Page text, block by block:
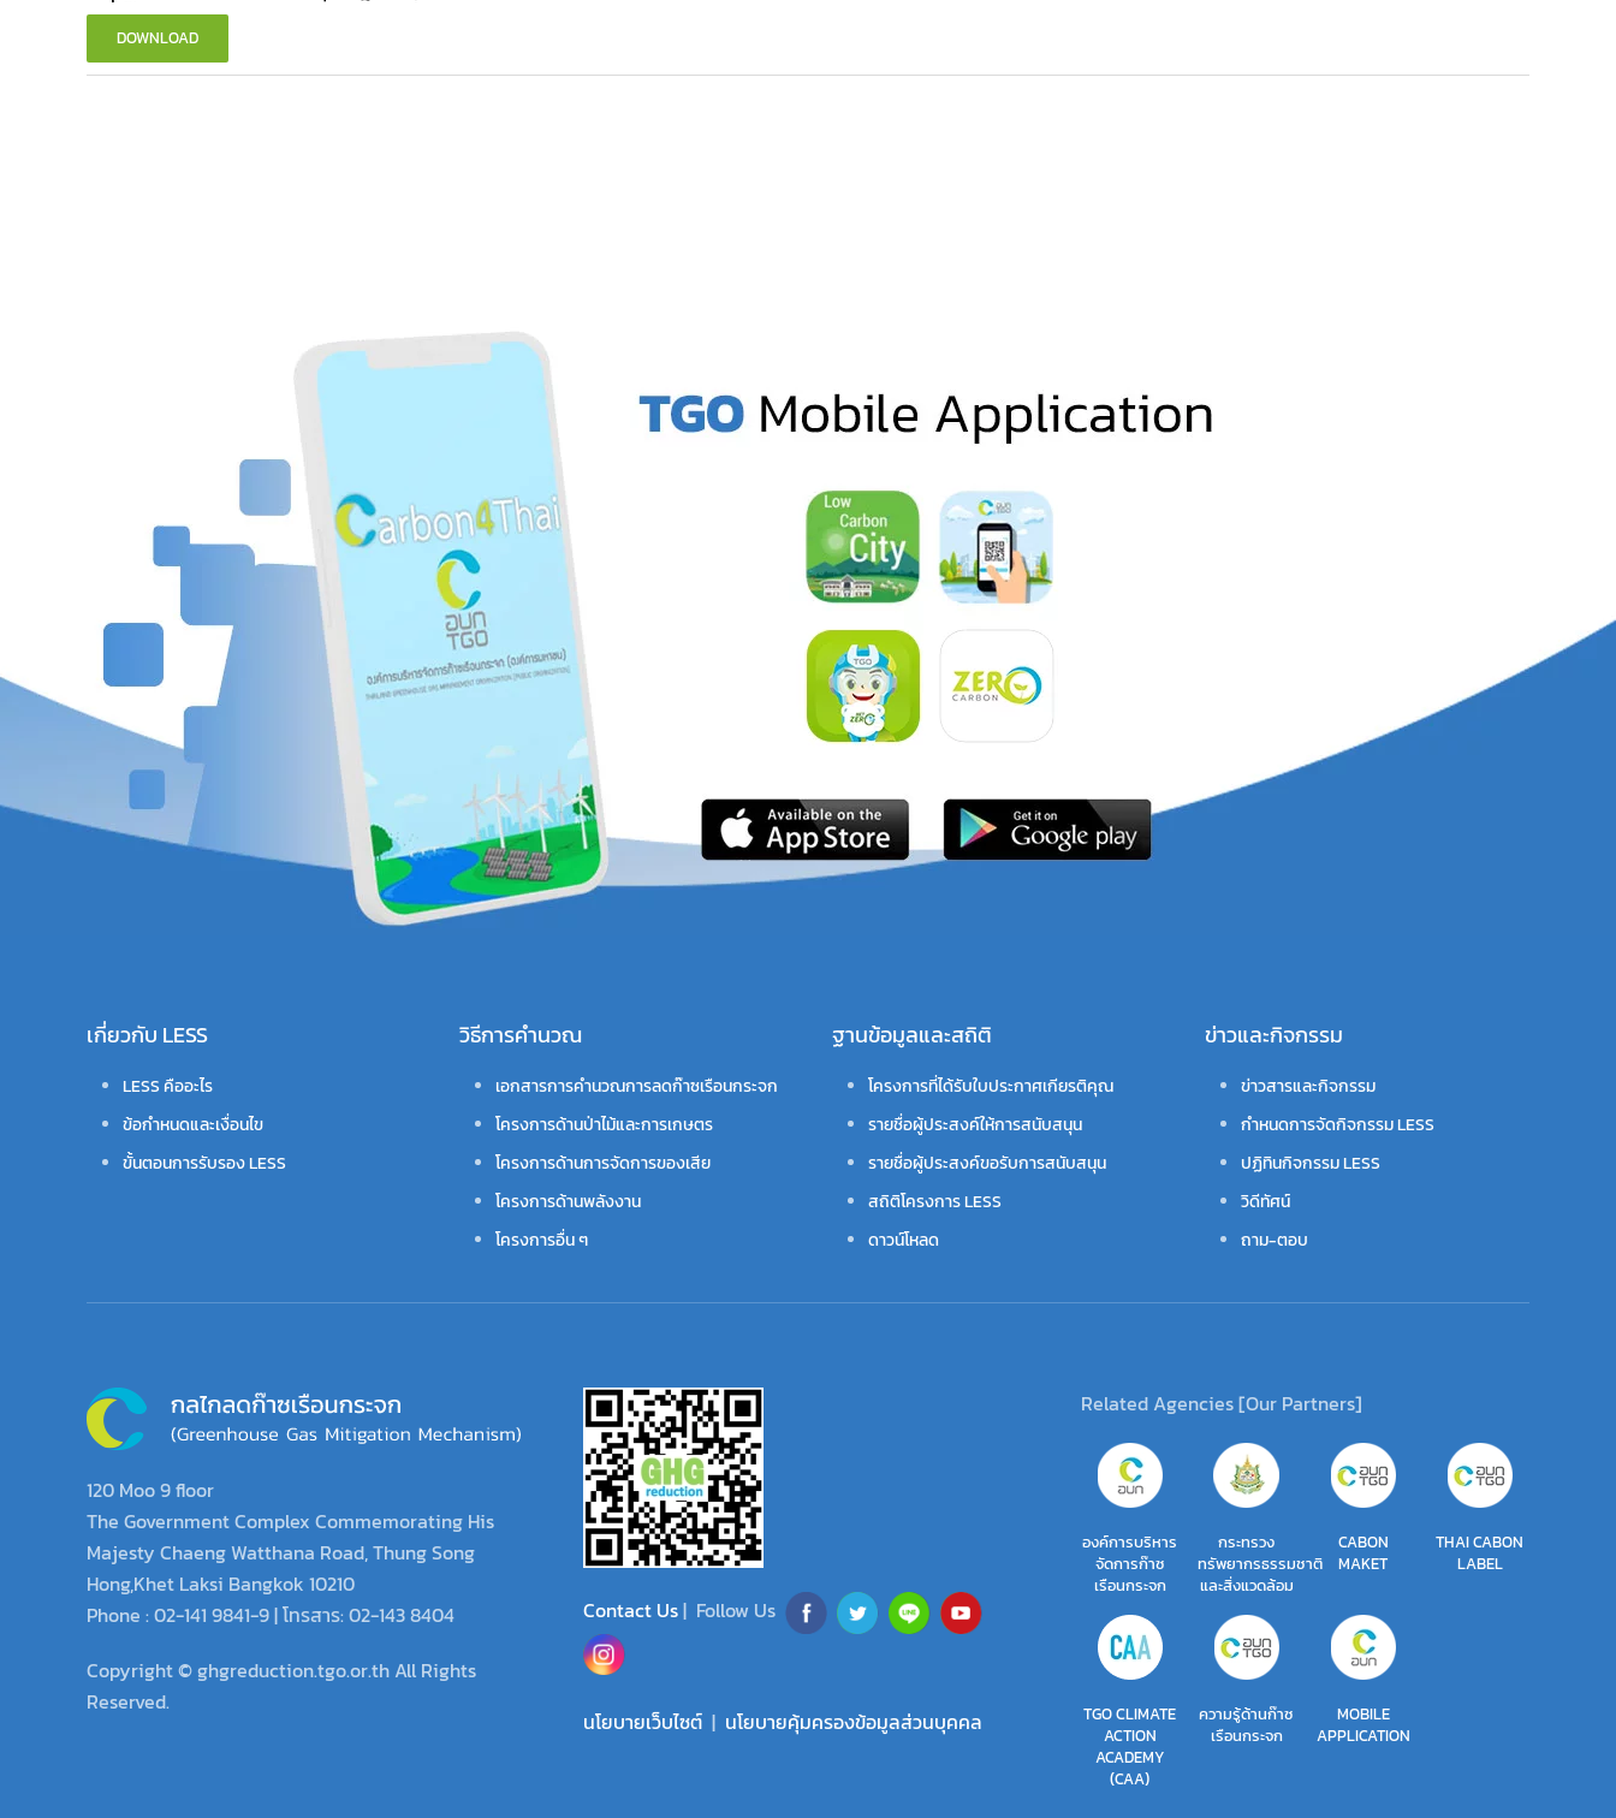
DOWNLOAD
เกี่ยวกับ LESS
LESS คืออะไร
ข้อกำหนดและเงื่อนไข
ขั้นตอนการรับรอง LESS
วิธีการคำนวณ
เอกสารการคำนวณการลดก๊าซเรือนกระจก
โครงการด้านป่าไม้และการเกษตร
โครงการด้านการจัดการของเสีย
โครงการด้านพลังงาน
โครงการอื่น ๆ
ฐานข้อมูลและสถิติ
โครงการที่ได้รับใบประกาศเกียรติคุณ
รายชื่อผู้ประสงค์ให้การสนับสนุน
รายชื่อผู้ประสงค์ขอรับการสนับสนุน
สถิติโครงการ LESS
ดาวน์โหลด
ข่าวและกิจกรรม
ข่าวสารและกิจกรรม
กำหนดการจัดกิจกรรม LESS
ปฏิทินกิจกรรม LESS
วิดีทัศน์
ถาม-ตอบ
120 Moo 9 floor
The Government Complex Commemorating His
Majesty Chaeng Watthana Road, Thung Song
Hong,Khet Laksi Bangkok 10210
Phone : 02-141 9841-9 | โทรสาร: 02-143 8404
Copyright © ghgreduction.tgo.or.th All Rights
Reserved.
Contact Us| Follow Us
นโยบายเว็บไซต์ | นโยบายคุ้มครองข้อมูลส่วนบุคคล
Related Agencies [Our Partners]
องค์การบริหาร
จัดการก๊าซ
เรือนกระจก
กระทรวง
ทรัพยากรธรรมชาติ
และสิ่งแวดล้อม
CABON
MAKET
THAI CABON
LABEL
TGO CLIMATE
ACTION
ACADEMY
(CAA)
ความรู้ด้านก๊าซ
เรือนกระจก
MOBILE
APPLICATION